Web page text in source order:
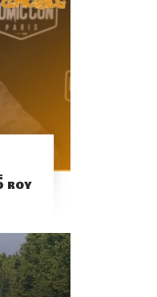
ROY